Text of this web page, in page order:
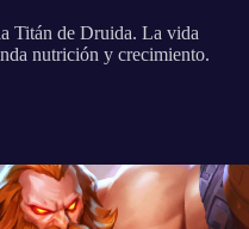
Titán de Druida. La vida
nutrición y crecimiento.